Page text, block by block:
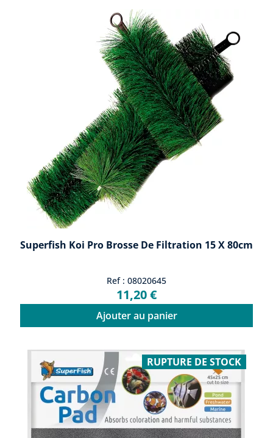
Superfish Koi Pro Brosse De Filtration 15 X 80cm
Ref : 08020645
11,20 €
Ajouter au panier
RUPTURE DE STOCK